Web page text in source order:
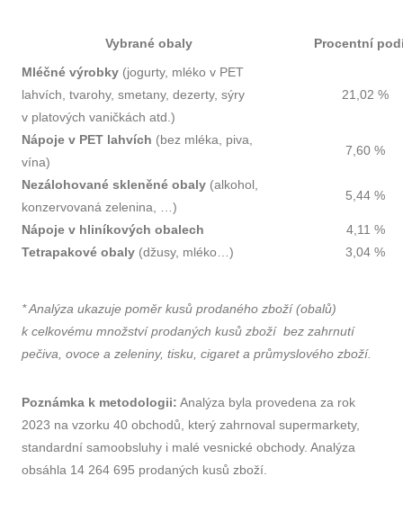
Vybrané obaly
Procentní
Mléčné výrobky (jogurty, mléko v PET
lahvích, tvarohy, smetany, dezerty, sýry
v platových vaničkách atd.)
21,02 %
Nápoje v PET lahvích (bez mléka, piva,
vína)
7,60 %
Nezálohované skleněné obaly (alkohol,
konzervovaná zelenina, …)
5,44 %
Nápoje v hliníkových obalech
4,11 %
Tetrapakové obaly (džusy, mléko…) 3,04 %
*Analýza ukazuje poměr kusů prodaného zboží (obalů)
k celkovému množství prodaných kusů zboží bez zahrnutí
pečiva, ovoce a zeleniny, tisku, cigaret a průmyslového zboží.
Poznámka k metodologii: Analýza byla provedena za rok
2023 na vzorku 40 obchodů, který zahrnoval supermarkety,
standardní samoobsluhy i malé vesnické obchody. Analýza
obsáhla 14 264 695 prodaných kusů zboží.